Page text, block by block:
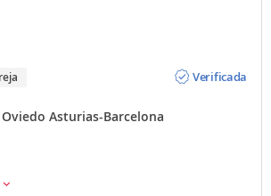
Verificada
Oviedo Asturias-Barcelona